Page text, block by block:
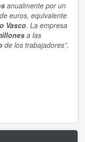
anualmente por un
de euros, equivalente
Vasco. La empresa
a las
de los trabajadores”.